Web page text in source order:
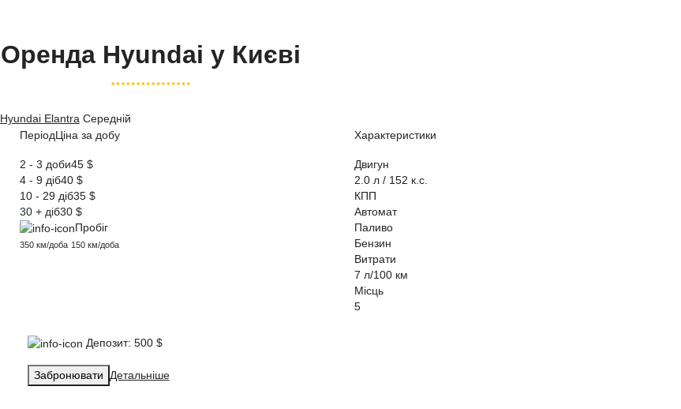
Оренда Hyundai у Києві
Hyundai Elantra Середній
ПеріодЦіна за добу
2 - 3 доби45 $
4 - 9 діб40 $
10 - 29 діб35 $
30 + діб30 $
Пробіг
350 км/доба 150 км/доба
Характеристики
Двигун
2.0 л / 152 к.с.
КПП
Автомат
Паливо
Бензин
Витрати
7 л/100 км
Місць
5
Депозит: 500 $
Забронювати Детальніше